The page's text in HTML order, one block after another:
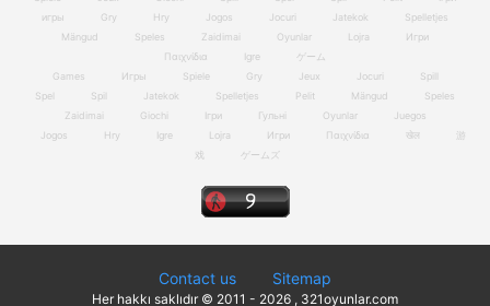
игры
Gry Hry Jogos Jocuri Jatekok
Spelletjes
Mängud
Speles Zaidimai Oyunlar Lojra
Игри
Παιχνίδια
Igre
ゲーム
Games
Игры Spiele Gry Jeux Jocuri
Spill
Spel
Spil Jatekok Spelletjes Pelit Mängud
Speles
Zaidimai
Giochi Ігри Гульні Oyunlar
Juegos
Jogos
Hry Igre Lojra Игри Παιχνίδια खेल
游
戏
ゲームズ
Contact us Sitemap
Her hakkı saklıdır © 2011 - 2026 , 321oyunlar.com